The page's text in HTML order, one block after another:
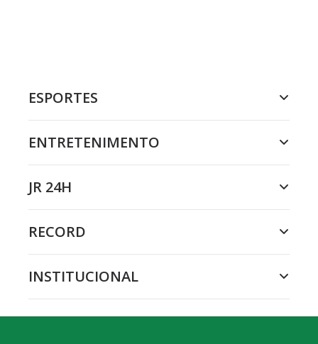
ESPORTES
ENTRETENIMENTO
JR 24H
RECORD
INSTITUCIONAL